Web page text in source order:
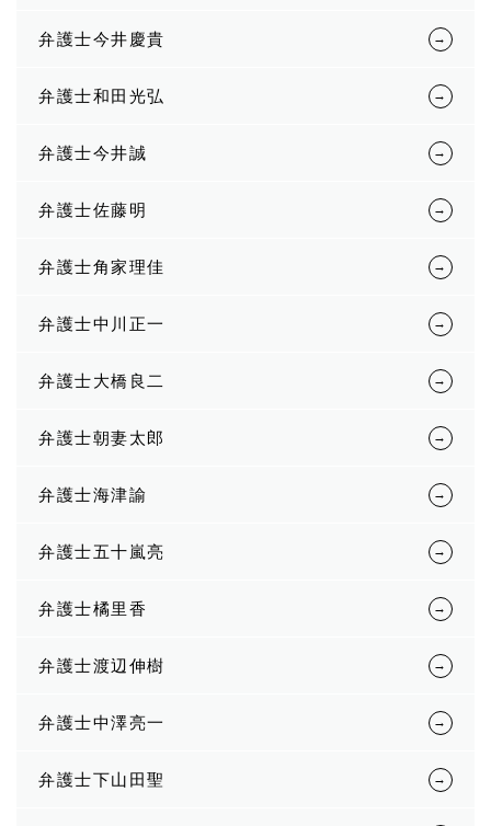
弁護士今井慶貴
弁護士和田光弘
弁護士今井誠
弁護士佐藤明
弁護士角家理佳
弁護士中川正一
弁護士大橋良二
弁護士朝妻太郎
弁護士海津諭
弁護士五十嵐亮
弁護士橘里香
弁護士渡辺伸樹
弁護士中澤亮一
弁護士下山田聖